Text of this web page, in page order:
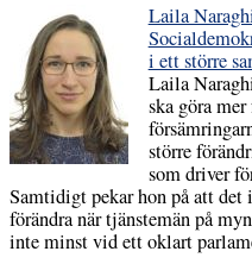
Laila
i ett större
Laila
ska göra
större
som driver
Samtidigt pekar hon på att
förändra när tjänstemän på
inte minst vid ett oklart